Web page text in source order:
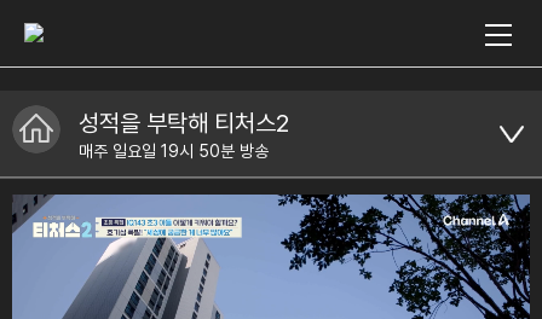
성적을 부탁해 티처스2
매주 일요일 19시 50분 방송